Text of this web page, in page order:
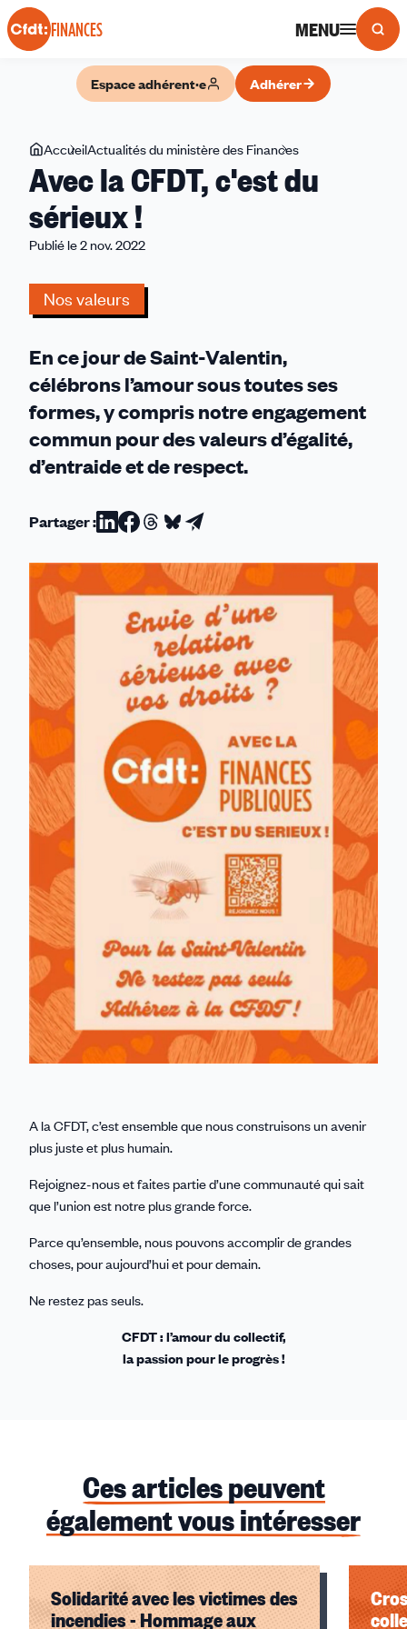
Panneau de gestion des cookies
FINANCES MENU
Espace adhérent·e Adhérer
Vous
êtes
ici
AccueilActualités du ministère des Finances
la
Avec la CFDT, c'est du
sérieux !
Publié le 2 nov. 2022
Nos valeurs
En ce jour de Saint-Valentin,
célébrons l’amour sous toutes ses
formes, y compris notre engagement
commun pour des valeurs d’égalité,
d’entraide et de respect.
Partager :Partager
sur
Linkedin
Partager
sur
Facebook
Partager
sur
Threads
Partager
sur
Bluesky
Partager
par
email
A la CFDT, c’est ensemble que nous construisons un avenir
plus juste et plus humain.
Rejoignez-nous et faites partie d’une communauté qui sait
que l’union est notre plus grande force.
Parce qu’ensemble, nous pouvons accomplir de grandes
choses, pour aujourd’hui et pour demain.
Ne restez pas seuls.
CFDT : l’amour du collectif,
la passion pour le progrès !
Ces articles peuvent
également vous intéresser
Solidarité avec les victimes des
incendies - Hommage aux